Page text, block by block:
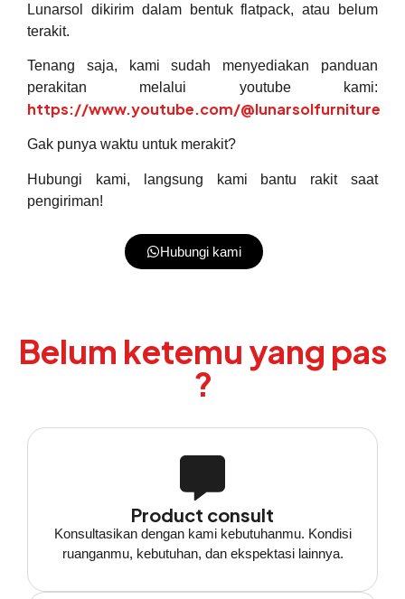
Lunarsol dikirim dalam bentuk flatpack, atau belum
terakit.
Tenang saja, kami sudah menyediakan panduan
perakitan melalui youtube kami:
https://www.youtube.com/@lunarsolfurniture
Gak punya waktu untuk merakit?
Hubungi kami, langsung kami bantu rakit saat
pengiriman!
Hubungi kami
Belum ketemu yang pas
?
Product consult
Konsultasikan dengan kami kebutuhanmu. Kondisi
ruanganmu, kebutuhan, dan ekspektasi lainnya.